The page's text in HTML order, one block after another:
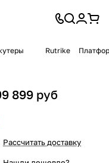
Rutrike
899 руб
Рассчитать доставку